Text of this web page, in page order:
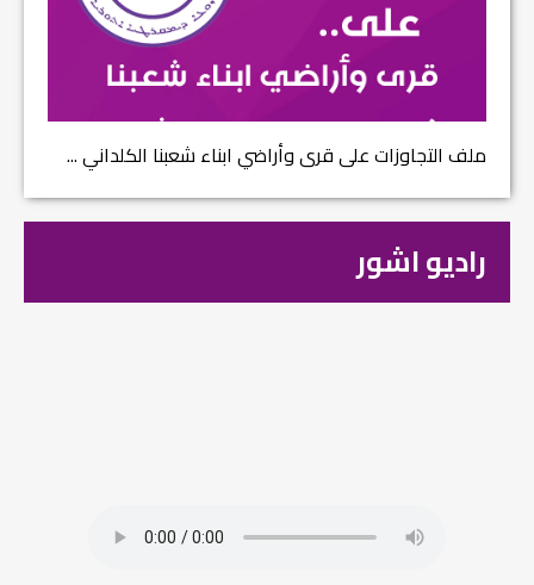
ملف التجاوزات على قرى وأراضي ابناء شعبنا الكلداني ...
راديو اشور